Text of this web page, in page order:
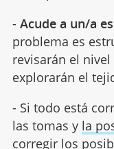
- Acude a un/a
problema es
revisarán el
explorarán el
- Si todo está
las tomas y la
corregir los